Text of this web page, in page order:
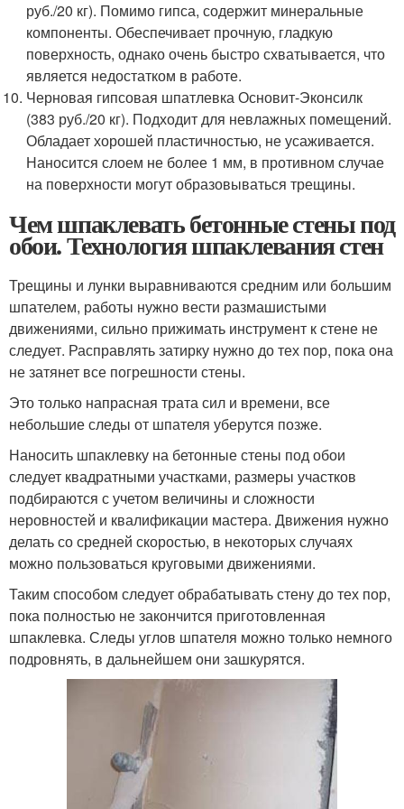
руб./20 кг). Помимо гипса, содержит минеральные
компоненты. Обеспечивает прочную, гладкую
поверхность, однако очень быстро схватывается, что
является недостатком в работе.
Черновая гипсовая шпатлевка Основит-Эконсилк
(383 руб./20 кг). Подходит для невлажных помещений.
Обладает хорошей пластичностью, не усаживается.
Наносится слоем не более 1 мм, в противном случае
на поверхности могут образовываться трещины.
Чем шпаклевать бетонные стены под
обои. Технология шпаклевания стен
Трещины и лунки выравниваются средним или большим
шпателем, работы нужно вести размашистыми
движениями, сильно прижимать инструмент к стене не
следует. Расправлять затирку нужно до тех пор, пока она
не затянет все погрешности стены.
Это только напрасная трата сил и времени, все
небольшие следы от шпателя уберутся позже.
Наносить шпаклевку на бетонные стены под обои
следует квадратными участками, размеры участков
подбираются с учетом величины и сложности
неровностей и квалификации мастера. Движения нужно
делать со средней скоростью, в некоторых случаях
можно пользоваться круговыми движениями.
Таким способом следует обрабатывать стену до тех пор,
пока полностью не закончится приготовленная
шпаклевка. Следы углов шпателя можно только немного
подровнять, в дальнейшем они зашкурятся.